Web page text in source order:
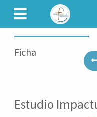
Ficha
Estudio